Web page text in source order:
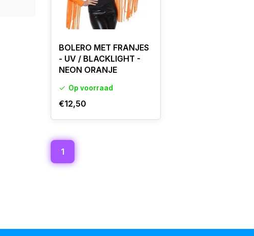
BOLERO MET FRANJES
- UV / BLACKLIGHT -
NEON ORANJE
Op voorraad
€12,50
1